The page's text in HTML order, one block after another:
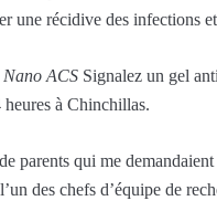
une récidive des infections
Nano ACS Signalez un gel
à Chinchillas.
parents qui me
des chefs d’équipe de